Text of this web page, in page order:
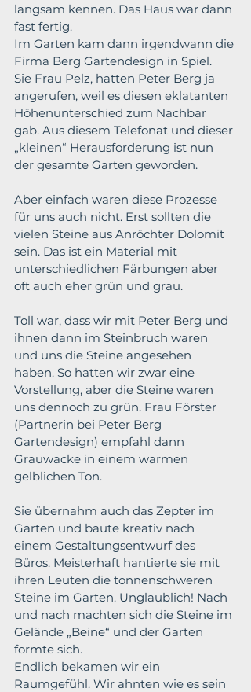
langsam kennen. Das Haus war dann
fast fertig.
Im Garten kam dann irgendwann die
Firma Berg Gartendesign in Spiel.
Sie Frau Pelz, hatten Peter Berg ja
angerufen, weil es diesen eklatanten
Höhenunterschied zum Nachbar
gab. Aus diesem Telefonat und dieser
„kleinen“ Herausforderung ist nun
der gesamte Garten geworden.
Aber einfach waren diese Prozesse
für uns auch nicht. Erst sollten die
vielen Steine aus Anröchter Dolomit
sein. Das ist ein Material mit
unterschiedlichen Färbungen aber
oft auch eher grün und grau.
Toll war, dass wir mit Peter Berg und
ihnen dann im Steinbruch waren
und uns die Steine angesehen
haben. So hatten wir zwar eine
Vorstellung, aber die Steine waren
uns dennoch zu grün. Frau Förster
(Partnerin bei Peter Berg
Gartendesign) empfahl dann
Grauwacke in einem warmen
gelblichen Ton.
Sie übernahm auch das Zepter im
Garten und baute kreativ nach
einem Gestaltungsentwurf des
Büros. Meisterhaft hantierte sie mit
ihren Leuten die tonnenschweren
Steine im Garten. Unglaublich! Nach
und nach machten sich die Steine im
Gelände „Beine“ und der Garten
formte sich.
Endlich bekamen wir ein
Raumgefühl. Wir ahnten wie es sein